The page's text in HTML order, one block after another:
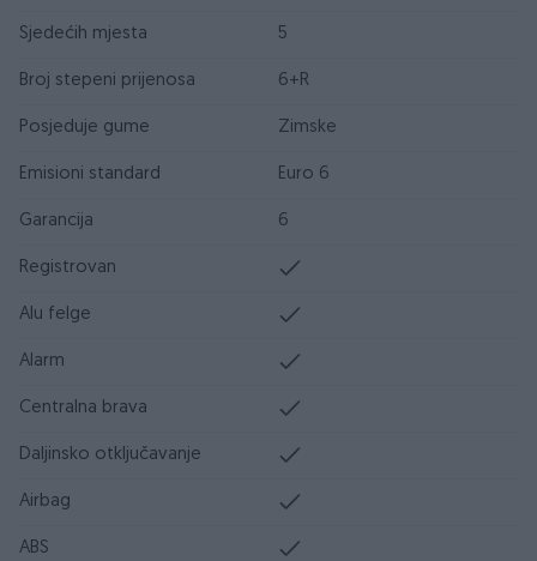
Sjedećih mjesta 5
Broj stepeni prijenosa 6+R
Posjeduje gume Zimske
Emisioni standard Euro 6
Garancija 6
Registrovan
Alu felge
Alarm
Centralna brava
Daljinsko otključavanje
Airbag
ABS